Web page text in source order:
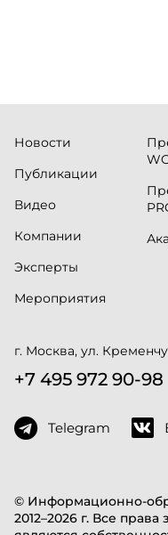
© Информационно-
2012–2026 г. Все
Новости
Публикации
Видео
Компании
Эксперты
Мероприятия
г. Москва, ул.
+7 495 972 90-98
Telegram